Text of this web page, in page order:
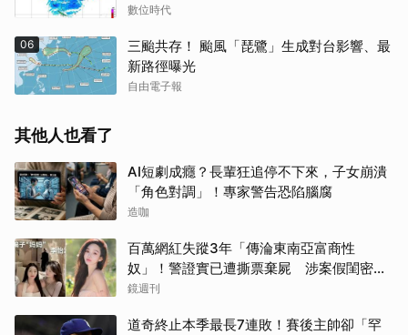
數位時代
06
三颱共存！ 颱風「琵鷺」生成對台影響、最
新路徑曝光
自由電子報
其他人也看了
AI短劇成癮？長輩狂追停不下來，子女崩潰
「角色對調」！專家警告恐陷腦腐
造咖
百萬網紅失蹤3年「傳淪東南亞富商性
奴」！警證實已遭撕票棄屍 涉案假閨密近
況曝光
鏡週刊
道奇終止本季最長7連敗！賽後主帥卻「罕